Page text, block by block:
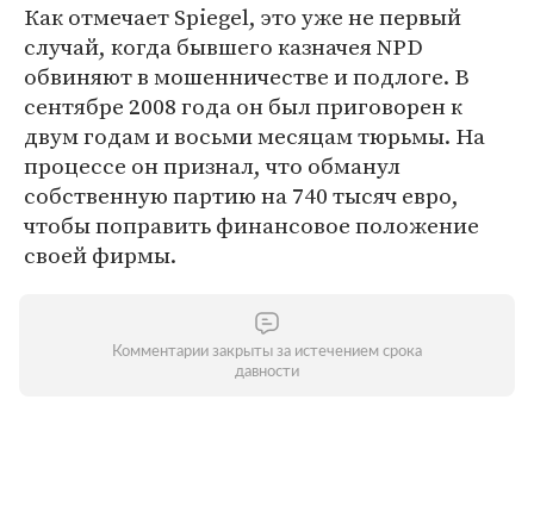
Как отмечает Spiegel, это уже не первый
случай, когда бывшего казначея NPD
обвиняют в мошенничестве и подлоге. В
сентябре 2008 года он был приговорен к
двум годам и восьми месяцам тюрьмы. На
процессе он признал, что обманул
собственную партию на 740 тысяч евро,
чтобы поправить финансовое положение
своей фирмы.
Комментарии закрыты за истечением срока
давности